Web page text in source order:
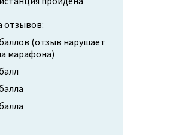
отзывов:
(отзыв нарушает
марафона)